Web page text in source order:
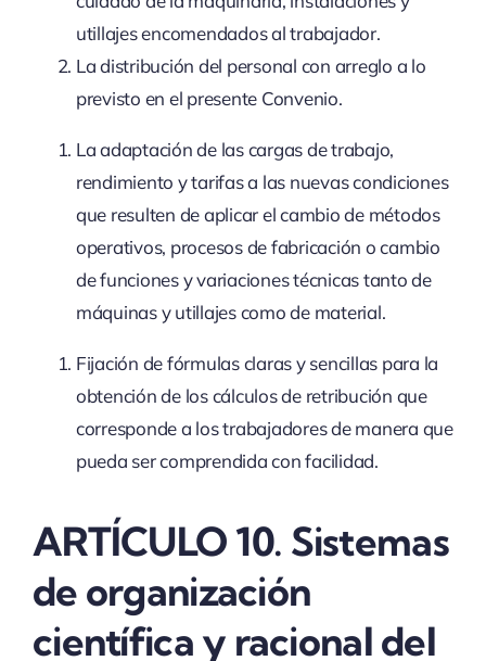
utillajes encomendados al trabajador.
La distribución del personal con arreglo a lo
previsto en el presente Convenio.
La adaptación de las cargas de trabajo,
rendimiento y tarifas a las nuevas condiciones
que resulten de aplicar el cambio de métodos
operativos, procesos de fabricación o cambio
de funciones y variaciones técnicas tanto de
máquinas y utillajes como de material.
Fijación de fórmulas claras y sencillas para la
obtención de los cálculos de retribución que
corresponde a los trabajadores de manera que
pueda ser comprendida con facilidad.
ARTÍCULO 10. Sistemas
de organización
científica y racional del